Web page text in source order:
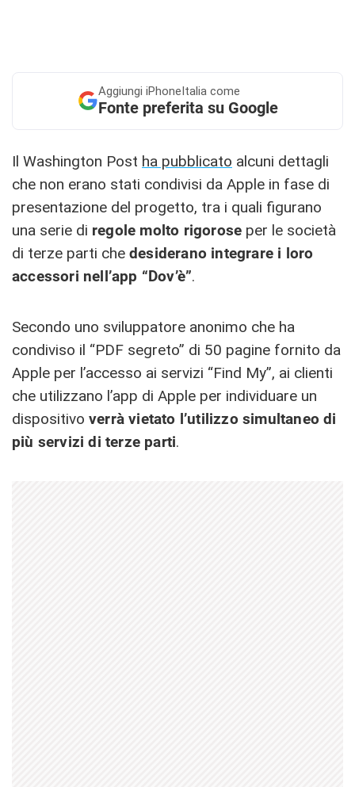
Aggiungi iPhoneItalia come
Fonte preferita su Google
Il Washington Post ha pubblicato alcuni dettagli
che non erano stati condivisi da Apple in fase di
presentazione del progetto, tra i quali figurano
una serie di regole molto rigorose per le società
di terze parti che desiderano integrare i loro
accessori nell’app “Dov’è”.
Secondo uno sviluppatore anonimo che ha
condiviso il “PDF segreto” di 50 pagine fornito da
Apple per l’accesso ai servizi “Find My”, ai clienti
che utilizzano l’app di Apple per individuare un
dispositivo verrà vietato l’utilizzo simultaneo di
più servizi di terze parti.